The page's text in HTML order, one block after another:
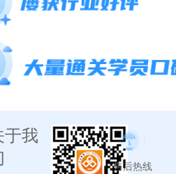
于我
售后热线